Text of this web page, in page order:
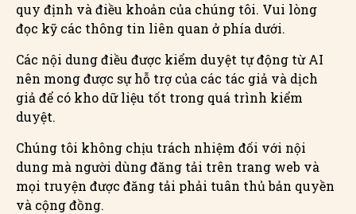
quy định và điều khoản của chúng tôi. Vui lòng
đọc kỹ các thông tin liên quan ở phía dưới.
Các nội dung điều được kiểm duyệt tự động từ AI
nên mong được sự hỗ trợ của các tác giả và dịch
giả để có kho dữ liệu tốt trong quá trình kiểm
duyệt.
Chúng tôi không chịu trách nhiệm đối với nội
dung mà người dùng đăng tải trên trang web và
mọi truyện được đăng tải phải tuân thủ bản quyền
và cộng đồng.